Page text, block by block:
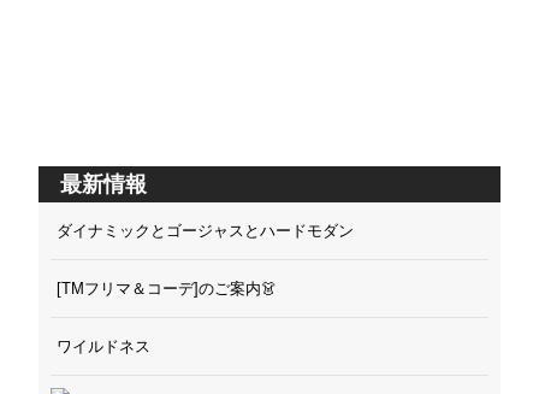
最新情報
ダイナミックとゴージャスとハードモダン
[TMフリマ＆コーデ]のご案内👗
ワイルドネス